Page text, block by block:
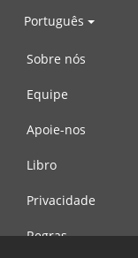
Português
Sobre nós
Equipe
Apoie-nos
Libro
Privacidade
Regras